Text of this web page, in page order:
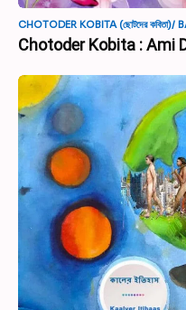
CHOTODER KOBITA (ছোটদের কবিতা)/
Chotoder Kobita : Ami